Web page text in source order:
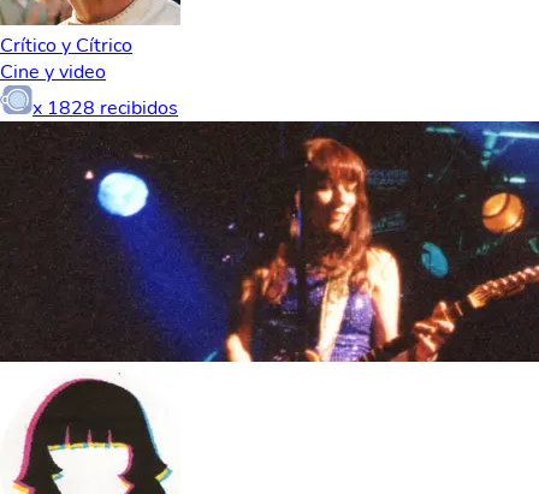
Crítico y Cítrico
Cine y video
x 1828 recibidos